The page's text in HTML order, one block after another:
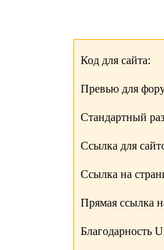
Код для сайта:
Превью для
Стандартный
Ссылка для
Ссылка на
Прямая ссылка
Благодарность